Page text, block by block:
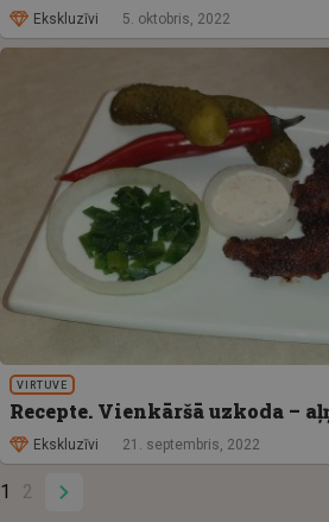
Ekskluzīvi 5. oktobris, 2022
VIRTUVE
Recepte. Vienkāršā uzkoda –
Ekskluzīvi 21. septembris, 2022
1 2